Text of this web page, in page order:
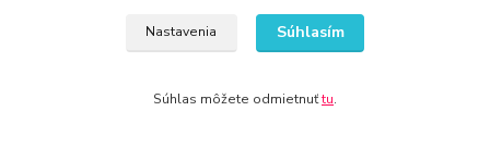
Nastavenia Súhlasím
Súhlas môžete odmietnuťtu.